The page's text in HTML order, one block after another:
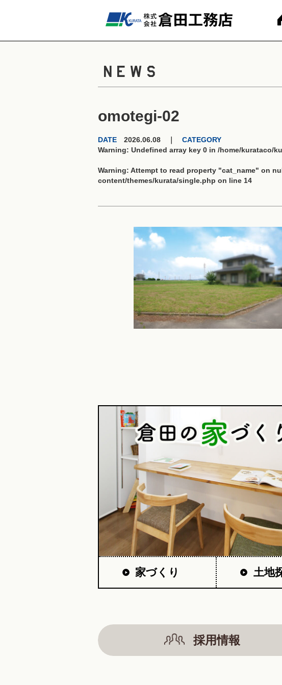
NEWS
omotegi-02
DATE 2026.06.08 ｜ CATEGORY
Warning: Undefined array key 0 in /home/kurataco/
Warning: Attempt to read property "cat_name" on
content/themes/kurata/single.php on line 14
家づくり 土地
採用情報